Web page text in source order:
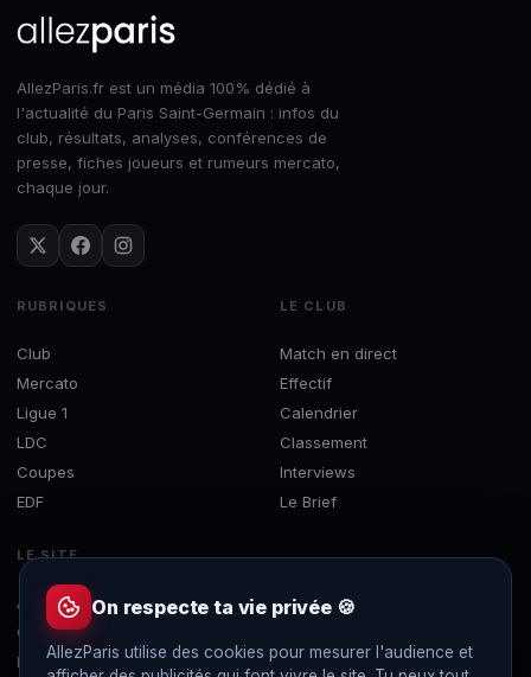
AllezParis.fr est un média 100% dédié à
l'actualité du Paris Saint-Germain : infos du
club, résultats, analyses, conférences de
presse, fiches joueurs et rumeurs mercato,
chaque jour.
RUBRIQUES
Club
Mercato
Ligue 1
LDC
Coupes
EDF
LE CLUB
Match en direct
Effectif
Calendrier
Classement
Interviews
Le Brief
LE SITE
À propos
Contact
Mentions légales
On respecte ta vie privée 🍪
AllezParis utilise des cookies pour mesurer l'audience et